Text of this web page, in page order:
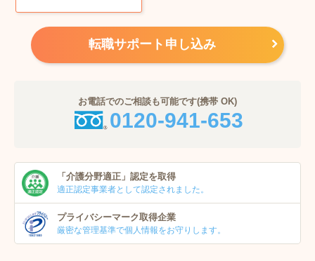
転職サポート申し込み
お電話でのご相談も可能です(携帯 OK)
0120-941-653
「介護分野適正」 認定を取得
適正認定事業者として認定されました。
プライバシーマーク取得企業
厳密な管理基準で個人情報をお守りします。